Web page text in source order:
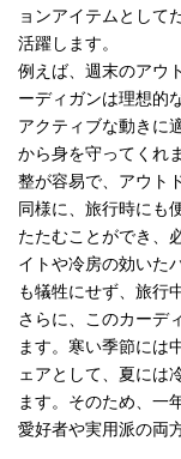
ョンアイテムとして
活躍します。
例えば、週末のアウ
ーディガンは理想的
アクティブな動きに
から身を守ってくれ
整が容易で、アウト
同様に、旅行時にも
たたむことができ、
イトや冷房の効いた
も犠牲にせず、旅行
さらに、このカーデ
ます。寒い季節には
ェアとして、夏には
ます。そのため、一
愛好者や実用派の両